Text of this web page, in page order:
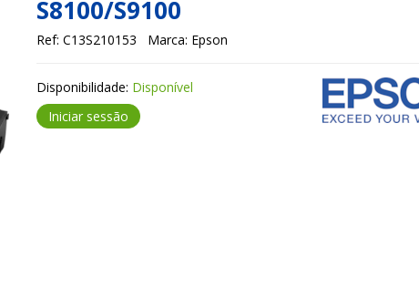
S8100/S9100
Ref: C13S210153 Marca: Epson
Disponibilidade: Disponível
Iniciar sessão